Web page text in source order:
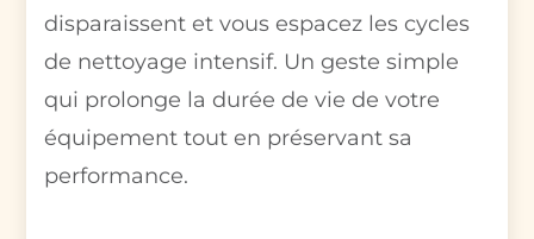
disparaissent et vous espacez les cycles
de nettoyage intensif. Un geste simple
qui prolonge la durée de vie de votre
équipement tout en préservant sa
performance.